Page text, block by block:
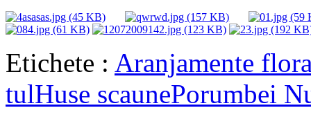
Etichete : Aranjamente
tulHuse scaunePorumbei